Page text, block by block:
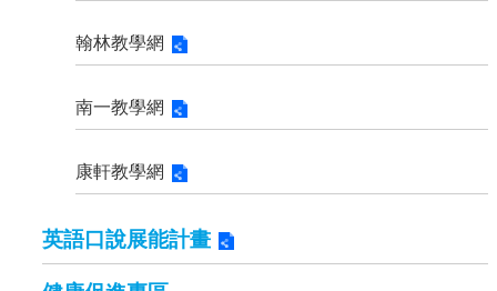
翰林教學網
南一教學網
康軒教學網
英語口說展能計畫